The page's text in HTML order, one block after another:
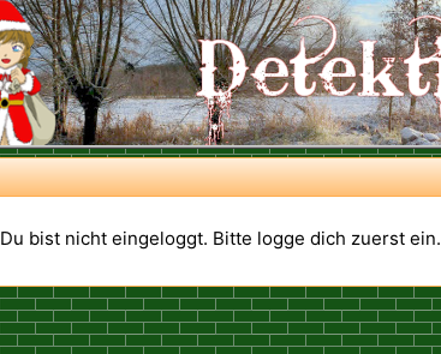
Du bist nicht eingeloggt. Bitte logge dich zuerst ein.